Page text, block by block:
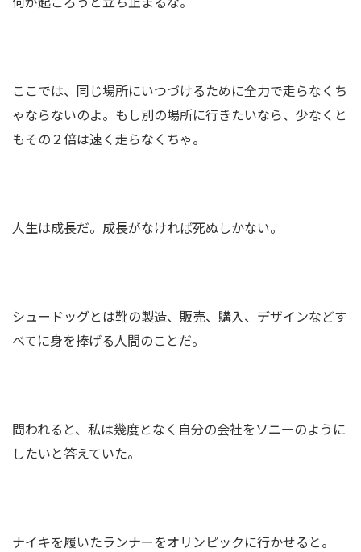
ここでは、同じ場所にいつづけるために全力で走らなくち
ゃならないのよ。もし別の場所に行きたいなら、少なくと
もその２倍は速く走らなくちゃ。
人生は成長だ。成長がなければ死ぬしかない。
シュードッグとは靴の製造、販売、購入、デザインなどす
べてに身を捧げる人間のことだ。
問われると、私は幾度となく自分の会社をソニーのように
したいと答えていた。
ナイキを履いたランナーをオリンピックに行かせると。